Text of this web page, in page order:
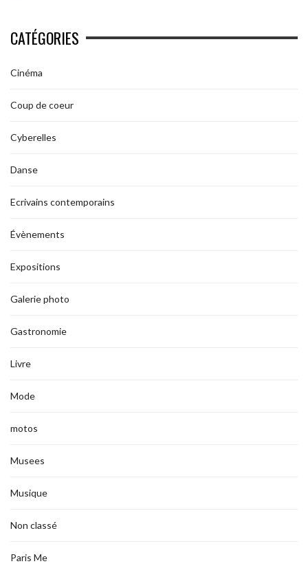
CATÉGORIES
Cinéma
Coup de coeur
Cyberelles
Danse
Ecrivains contemporains
Évènements
Expositions
Galerie photo
Gastronomie
Livre
Mode
motos
Musees
Musique
Non classé
Paris Me